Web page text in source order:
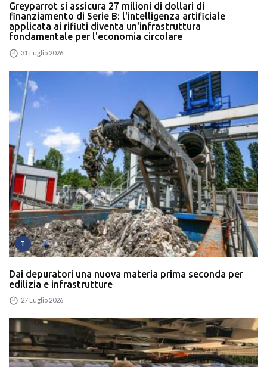
Greyparrot si assicura 27 milioni di dollari di
finanziamento di Serie B: l'intelligenza artificiale
applicata ai rifiuti diventa un'infrastruttura
fondamentale per l'economia circolare
31 Luglio 2026
T
Dai depuratori una nuova materia prima seconda per
edilizia e infrastrutture
27 Luglio 2026